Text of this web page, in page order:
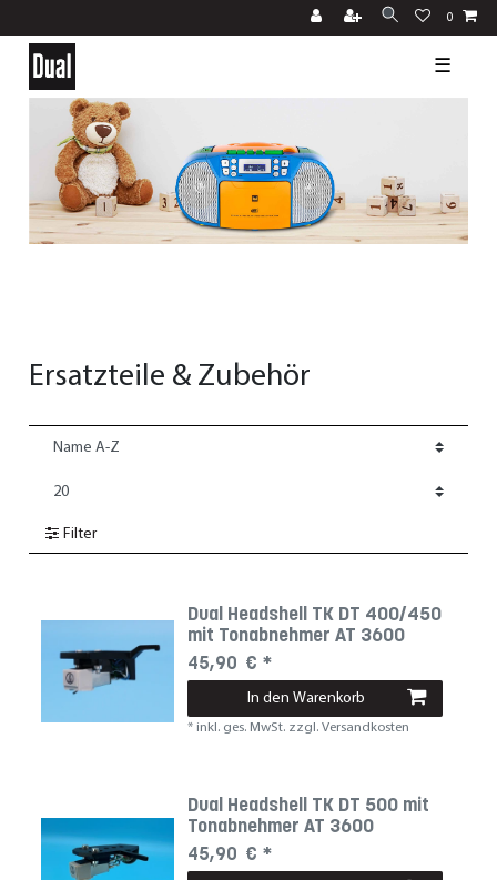
0
☰
Ersatzteile & Zubehör
Filter
Dual Headshell TK DT 400/450
mit Tonabnehmer AT 3600
45,90 € *
In den Warenkorb
* inkl. ges. MwSt.zzgl. Versandkosten
Dual Headshell TK DT 500 mit
Tonabnehmer AT 3600
45,90 € *